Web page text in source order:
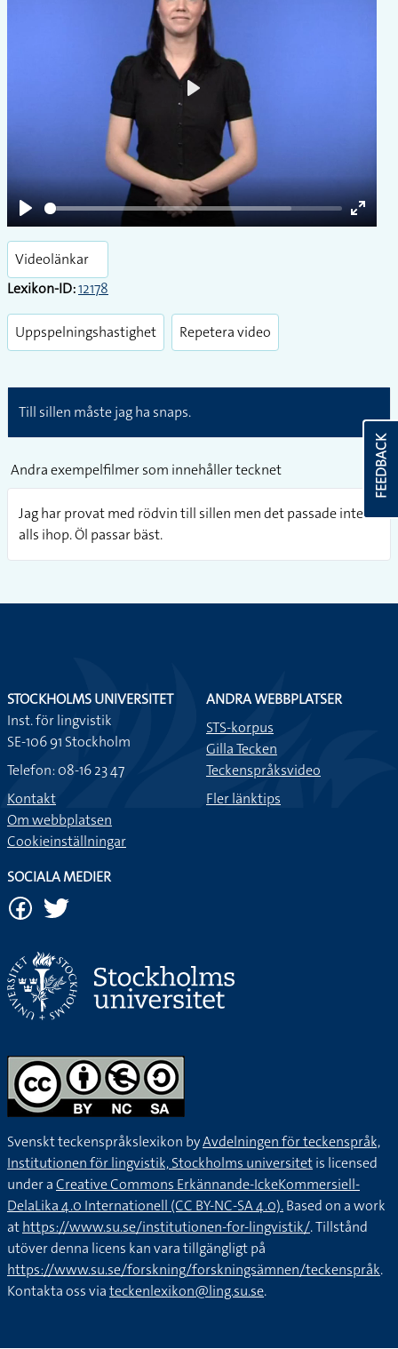
Play
Enter
Videolänkar
Lexikon-ID:12178
Uppspelningshastighet Repetera video
Till sillen måste jag ha snaps.
Andra exempelfilmer som innehåller tecknet
Jag har provat med rödvin till sillen men det passade inte
alls ihop. Öl passar bäst.
FEEDBACK
STOCKHOLMS UNIVERSITET
Inst. för lingvistik
SE-106 91 Stockholm
Telefon: 08-16 23 47
Kontakt
Om webbplatsen
Cookieinställningar
ANDRA WEBBPLATSER
STS-korpus
Gilla Tecken
Teckenspråksvideo
Fler länktips
SOCIALA MEDIER
Svenskt teckenspråkslexikon byAvdelningen för teckenspråk,
Institutionen för lingvistik, Stockholms universitetis licensed
under aCreative Commons Erkännande-IckeKommersiell-
DelaLika 4.0 Internationell (CC BY-NC-SA 4.0).Based on a work
athttps://www.su.se/institutionen-for-lingvistik/. Tillstånd
utöver denna licens kan vara tillgängligt på
https://www.su.se/forskning/forskningsämnen/teckenspråk.
Kontakta oss viateckenlexikon@ling.su.se.